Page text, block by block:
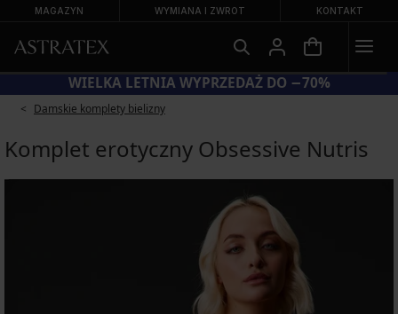
MAGAZYN WYMIANA I ZWROT KONTAKT
BRA20 = BIUSTONOSZE −20%
Damskie komplety bielizny
Komplet erotyczny Obsessive Nutris